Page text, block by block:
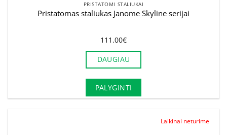
PRISTATOMI STALIUKAI
Pristatomas staliukas Janome Skyline serijai
111.00€
DAUGIAU
PALYGINTI
Laikinai neturime